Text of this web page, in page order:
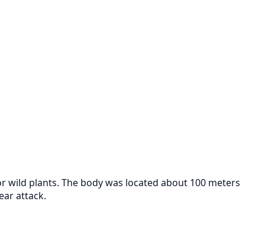
plants. The body was located about 100 meters
attack.